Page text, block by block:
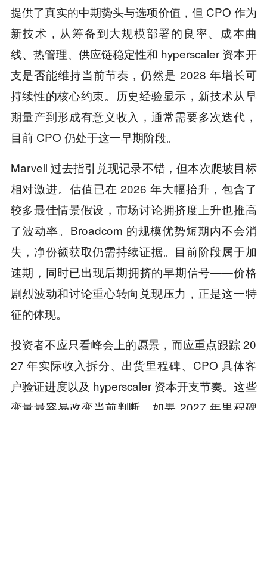
提供了真实的中期势头与选项价值，但 CPO 作为
新技术，从筹备到大规模部署的良率、成本曲
线、热管理、供应链稳定性和 hyperscaler 资本开
支是否能维持当前节奏，仍然是 2028 年增长可
持续性的核心约束。历史经验显示，新技术从早
期量产到形成有意义收入，通常需要多次迭代，
目前 CPO 仍处于这一早期阶段。
Marvell 过去指引兑现记录不错，但本次爬坡目标
相对激进。估值已在 2026 年大幅抬升，包含了
较多最佳情景假设，市场讨论拥挤度上升也推高
了波动率。Broadcom 的规模优势短期内不会消
失，净份额获取仍需持续证据。目前阶段属于加
速期，同时已出现后期拥挤的早期信号——价格
剧烈波动和讨论重心转向兑现压力，正是这一特
征的体现。
投资者不应只看峰会上的愿景，而应重点跟踪 20
27 年实际收入拆分、出货里程碑、CPO 具体客
户验证进度以及 hyperscaler 资本开支节奏。这些
变量最容易改变当前判断。如果 2027 年里程碑